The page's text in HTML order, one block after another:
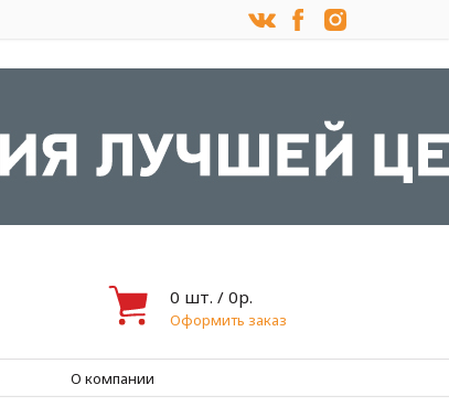
0 шт. / 0р.
Оформить заказ
О компании